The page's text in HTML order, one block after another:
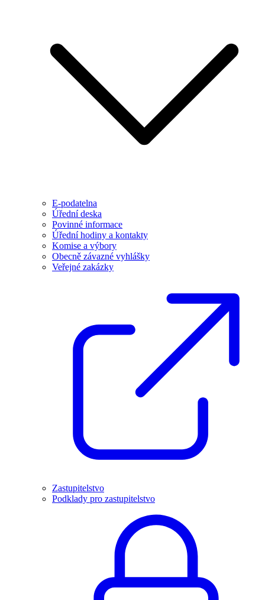
E-podatelna
Úřední deska
Povinné informace
Úřední hodiny a kontakty
Komise a výbory
Obecně závazné vyhlášky
Veřejné zakázky
Zastupitelstvo
Podklady pro zastupitelstvo